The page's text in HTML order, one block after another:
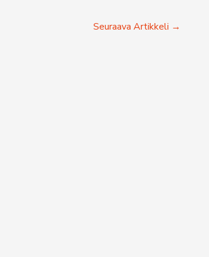
Seuraava Artikkeli →